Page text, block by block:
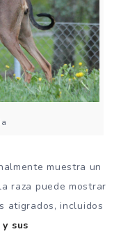
muestra un
raza puede mostrar
atigrados, incluidos
sus